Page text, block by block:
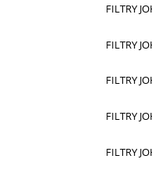
FILTRY
FILTRY
FILTRY
FILTRY
FILTRY